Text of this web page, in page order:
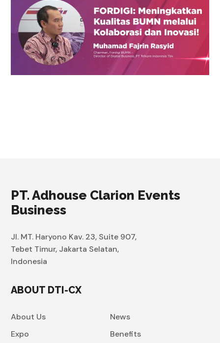
PT. Adhouse Clarion Events
Business
Jl. MT. Haryono Kav. 23, Suite 907,
Tebet Timur, Jakarta Selatan,
Indonesia
ABOUT DTI-CX
About Us
Expo
News
Benefits